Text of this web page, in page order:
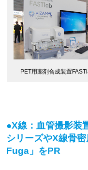
PET用薬剤合成装置
●X線：血管撮影装
シリーズやX線骨
Fuga」をPR